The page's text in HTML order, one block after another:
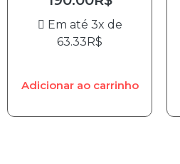
Em até 3x de
63.33R$
Adicionar ao carrinho